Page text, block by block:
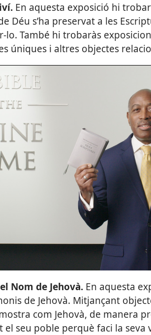
En aquesta exposició hi
Déu s’ha preservat a les
lo. També hi trobaràs
úniques i altres objectes
Nom de Jehovà. En aquesta
de Jehovà. Mitjançant
com Jehovà, de manera
el seu poble perquè faci la seva